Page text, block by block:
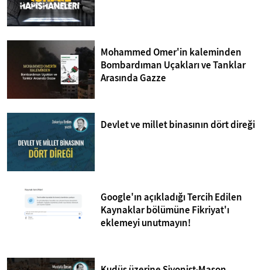
Mohammed Omer'in kaleminden
Bombardıman Uçakları ve Tanklar
Arasında Gazze
Devlet ve millet binasının dört direği
Google'ın açıkladığı Tercih Edilen
Kaynaklar bölümüne Fikriyat'ı
eklemeyi unutmayın!